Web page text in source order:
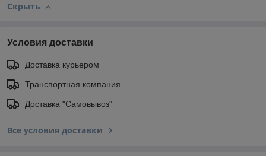
Скрыть
Условия доставки
Доставка курьером
Транспортная компания
Доставка "Самовывоз"
Все условия доставки